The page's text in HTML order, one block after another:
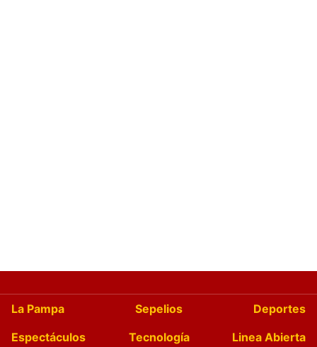
La Pampa Sepelios
Deportes
Espectáculos
Tecnología
Linea Abierta